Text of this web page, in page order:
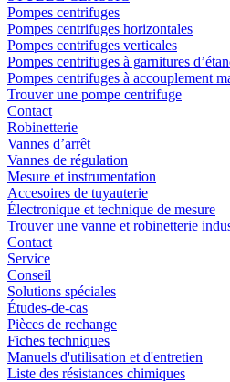
Pompes centrifuges
Pompes centrifuges horizontales
Pompes centrifuges verticales
Pompes centrifuges à garnitures
Pompes centrifuges à accouplement
Trouver une pompe centrifuge
Contact
Robinetterie
Vannes d’arrêt
Vannes de régulation
Mesure et instrumentation
Accesoires de tuyauterie
Électronique et technique de mesure
Trouver une vanne et robinetterie
Contact
Service
Conseil
Solutions spéciales
Études-de-cas
Pièces de rechange
Fiches techniques
Manuels d'utilisation et d'entretien
Liste des résistances chimiques